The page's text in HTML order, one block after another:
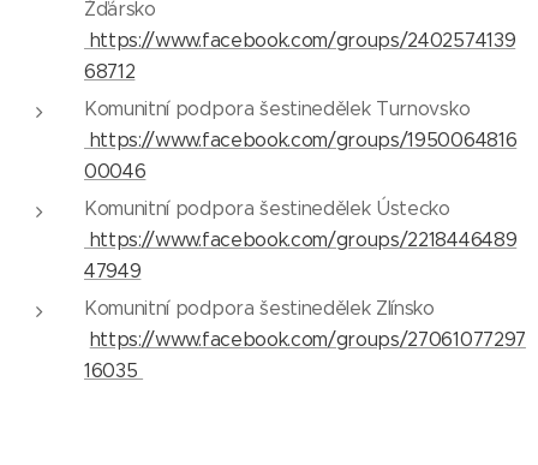
Žďársko
https://www.facebook.com/groups/2402574139
68712
Komunitní podpora šestinedělek Turnovsko
https://www.facebook.com/groups/1950064816
00046
Komunitní podpora šestinedělek Ústecko
https://www.facebook.com/groups/2218446489
47949
Komunitní podpora šestinedělek Zlínsko
https://www.facebook.com/groups/27061077297
16035